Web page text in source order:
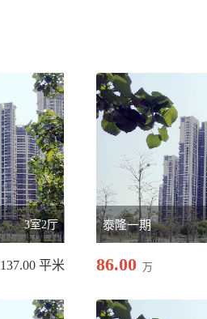
3室2厅
137.00 平米
泰隆一期
86.00 万